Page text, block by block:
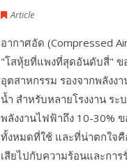
Article
อากาศอัด (Compressed
"โสหุ้ยที่แพงที่สุดอันดับสี่" ข
อุตสาหกรรม รองจากพลังง
น้ำ สำหรับหลายโรงงาน ร
พลังงานไฟฟ้าถึง 10-30%
ทั้งหมดที่ใช้ และที่น่าตกใจ
เสียไปกับความร้อนและกา